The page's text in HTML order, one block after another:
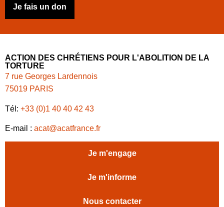
Je fais un don
ACTION DES CHRÉTIENS POUR L'ABOLITION DE LA
TORTURE
7 rue Georges Lardennois
75019 PARIS
Tél: +33 (0)1 40 40 42 43
E-mail : acat@acatfrance.fr
Je m'engage
Je m'informe
Nous contacter